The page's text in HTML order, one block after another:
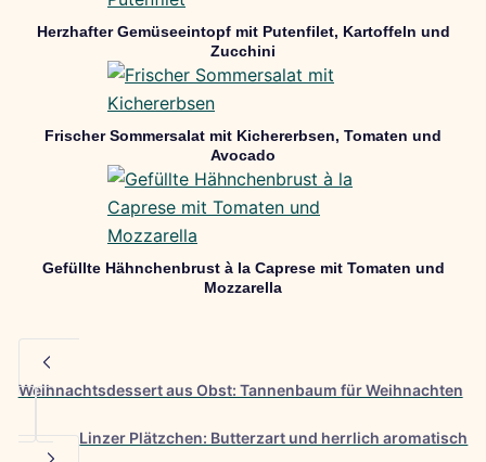
Herzhafter Gemüseeintopf mit Putenfilet, Kartoffeln und
Zucchini
Frischer Sommersalat mit Kichererbsen, Tomaten und
Avocado
Gefüllte Hähnchenbrust à la Caprese mit Tomaten und
Mozzarella
Weihnachtsdessert aus Obst: Tannenbaum für Weihnachten
Linzer Plätzchen: Butterzart und herrlich aromatisch